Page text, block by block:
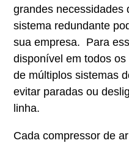
grandes necessidades
sistema redundante
sua empresa. Para
disponível em todos
de múltiplos sistemas
evitar paradas ou
linha.
Cada compressor de